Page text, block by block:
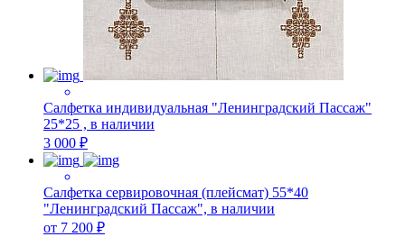
Салфетка индивидуальная "Ленинградский Пассаж"
25*25 , в наличии
3 000 ₽
Салфетка сервировочная (плейсмат) 55*40
"Ленинградский Пассаж", в наличии
от 7 200 ₽